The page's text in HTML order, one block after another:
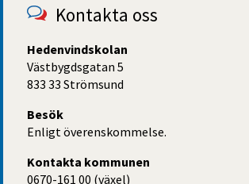
Kontakta oss
Hedenvindskolan
Västbygdsgatan 5
833 33 Strömsund
Besök
Enligt överenskommelse.
Kontakta kommunen
0670-161 00 (växel)